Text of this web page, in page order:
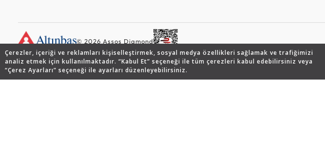
Çerezler, içeriği ve reklamları kişiselleştirmek, sosyal medya özellikleri sağlamak ve trafiğimizi
analiz etmek için kullanılmaktadır. “Kabul Et” seçeneği ile tüm çerezleri kabul edebilirsiniz veya
“Çerez Ayarları” seçeneği ile ayarları düzenleyebilirsiniz.
© 2026 Assos Diamond